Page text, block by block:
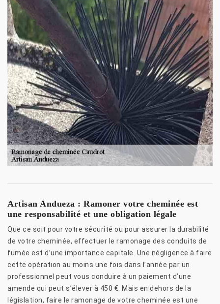
Artisan Andueza : Ramoner votre cheminée est
une responsabilité et une obligation légale
Que ce soit pour votre sécurité ou pour assurer la durabilité
de votre cheminée, effectuer le ramonage des conduits de
fumée est d’une importance capitale. Une négligence à faire
cette opération au moins une fois dans l’année par un
professionnel peut vous conduire à un paiement d’une
amende qui peut s’élever à 450 €. Mais en dehors de la
législation, faire le ramonage de votre cheminée est une